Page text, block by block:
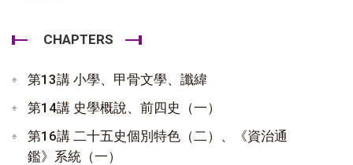
CHAPTERS
第13講 小學、甲骨文學、讖緯
第14講 史學概說、前四史（一）
第16講 二十五史個別特色（二）、《資治通
鑑》系統（一）